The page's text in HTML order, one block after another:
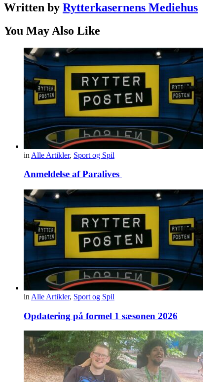
Written by Rytterkasernens Mediehus
You May Also Like
in Alle Artikler, Sport og Spil
Anmeldelse af Paralives
in Alle Artikler, Sport og Spil
Opdatering på formel 1 sæsonen 2026